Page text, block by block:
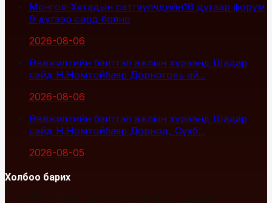
Монгол-Хятадын сэтгүүлчдийн16 дугаар форум
9 дүгээр сард болно
2026-08-06
Өвөлжилтийн бэлтгэл ажлын хүрээнд Шадар
сайд Н.Номтойбаяр Дорноговь ай...
2026-08-06
Өвөлжилтийн бэлтгэл ажлын хүрээнд Шадар
сайд Н.Номтойбаяр Дорнод, Сүхб...
2026-08-05
Холбоо барих